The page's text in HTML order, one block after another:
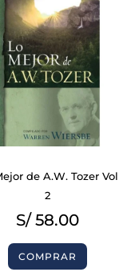
de A.W. Tozer Vol
2
S/ 58.00
COMPRAR